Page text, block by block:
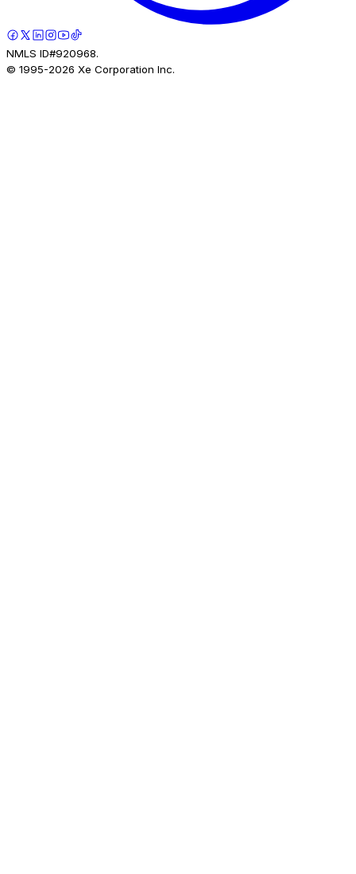
NMLS ID#920968.
© 1995-2026 Xe Corporation Inc.